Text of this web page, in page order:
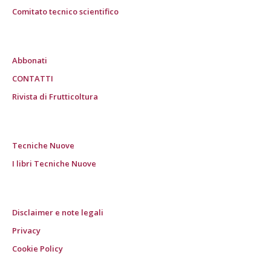
Comitato tecnico scientifico
Abbonati
CONTATTI
Rivista di Frutticoltura
Tecniche Nuove
I libri Tecniche Nuove
Disclaimer e note legali
Privacy
Cookie Policy